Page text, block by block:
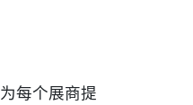
每个展商提